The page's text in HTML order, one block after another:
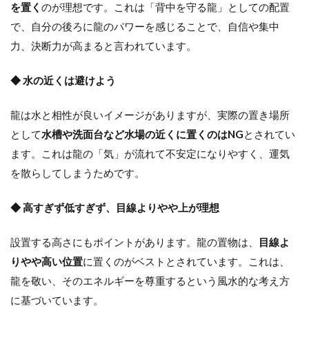
を置く のが理想です。これは「背中を守る龍」としての配置
で、自分の後ろに龍のパワーを感じることで、自信や集中
力、決断力が高まると言われています。
◆ 水の近くは避けよう
龍は水と相性が良いイメージがありますが、実際の置き場所
として水槽や洗面台など水場の近くに置くのはNGとされてい
ます。これは龍の「気」が流れて不安定になりやすく、運気
を散らしてしまうためです。
◆ 高すぎず低すぎず、目線よりやや上が理想
設置する高さにもポイントがあります。龍の置物は、
目線よ
りやや高い位置に置くのがベストとされています。これは、
龍を敬い、そのエネルギーを尊重するという風水的な考え方
に基づいています。